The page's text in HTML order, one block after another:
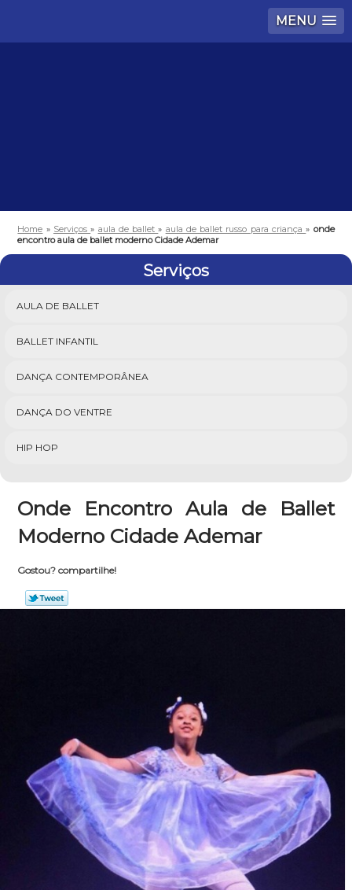
MENU
Home » Serviços» aula de ballet» aula de ballet russo para criança» onde
encontro aula de ballet moderno Cidade Ademar
Serviços
AULA DE BALLET
BALLET INFANTIL
DANÇA CONTEMPORÂNEA
DANÇA DO VENTRE
HIP HOP
Onde Encontro Aula de Ballet
Moderno Cidade Ademar
Gostou? compartilhe!